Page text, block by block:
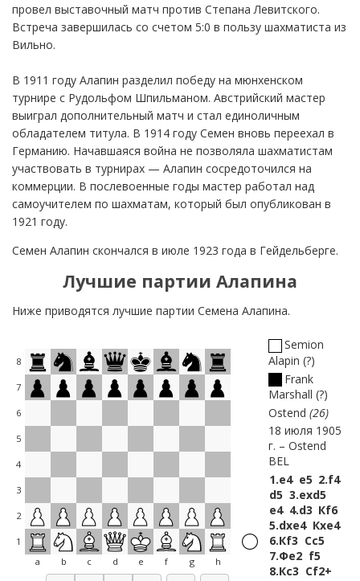
провел выставочный матч против Степана Левитского.
Встреча завершилась со счетом 5:0 в пользу шахматиста из
Вильно.
В 1911 году Алапин разделил победу на мюнхенском
турнире с Рудольфом Шпильманом. Австрийский мастер
выиграл дополнительный матч и стал единоличным
обладателем титула. В 1914 году Семен вновь переехал в
Германию. Начавшаяся война не позволяла шахматистам
участвовать в турнирах — Алапин сосредоточился на
коммерции. В послевоенные годы мастер работал над
самоучителем по шахматам, который был опубликован в
1921 году.
Семен Алапин скончался в июле 1923 года в Гейдельберге.
Лучшие партии Алапина
Ниже приводятся лучшие партии Семена Алапина.
8
7
6
5
4
3
2
1
a
b c d e f g h
Semion
Alapin ?
Frank
Marshall ?
Ostend 26
18 июля 1905
г.
Ostend
BEL
1.e4 e5 2.f4
d5 3.exd5
e4 4.d3 Кf6
5.dxe4 Кxe4
6.Кf3 Сc5
7.Фe2 f5
8.Кc3 Сf2+